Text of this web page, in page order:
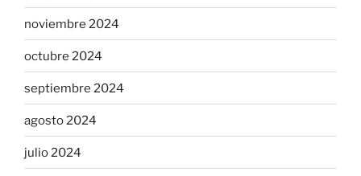
noviembre 2024
octubre 2024
septiembre 2024
agosto 2024
julio 2024